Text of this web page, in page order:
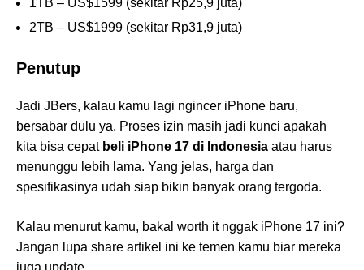
1TB – US$1599 (sekitar Rp25,9 juta)
2TB – US$1999 (sekitar Rp31,9 juta)
Penutup
Jadi JBers, kalau kamu lagi ngincer iPhone baru,
bersabar dulu ya. Proses izin masih jadi kunci apakah
kita bisa cepat beli iPhone 17 di Indonesia atau harus
menunggu lebih lama. Yang jelas, harga dan
spesifikasinya udah siap bikin banyak orang tergoda.
Kalau menurut kamu, bakal worth it nggak iPhone 17 ini?
Jangan lupa share artikel ini ke temen kamu biar mereka